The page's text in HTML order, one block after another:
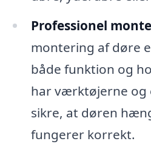
Professionel
montering af døre
både funktion og
har værktøjerne og
sikre, at døren
fungerer korrekt.